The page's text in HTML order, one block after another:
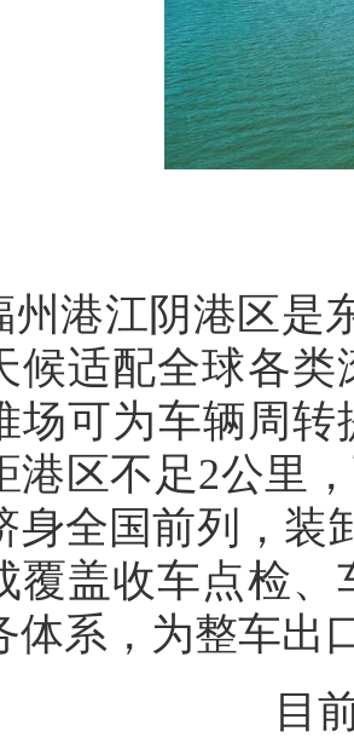
州港江阴港区是
候适配全球各类
场可为车辆周转
港区不足2公里
身全国前列，装
覆盖收车点检
体系，为整车出
目